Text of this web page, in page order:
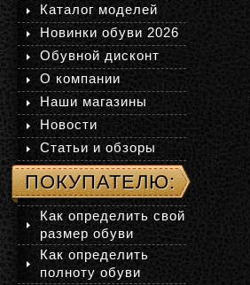
Каталог моделей
Новинки обуви 2026
Обувной дисконт
О компании
Наши магазины
Новости
Статьи и обзоры
ПОКУПАТЕЛЮ:
Как определить свой
размер обуви
Как определить
полноту обуви